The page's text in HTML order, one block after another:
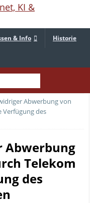
& Info Historie
Abwerbung von
Verfügung des
Abwerbung
Telekom
des